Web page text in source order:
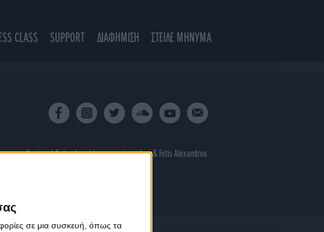
σε μια συσκευή, όπως τα
CLASS SUPPORT ΔΙΑΦΗΜΙΣΗ ΣΤΕΙΛΕ ΜΗΝΥΜΑ
Designed & developed byporcupine colors& Fotis Alexandrou